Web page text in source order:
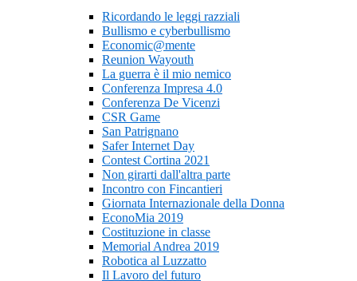
Ricordando le leggi razziali
Bullismo e cyberbullismo
Economic@mente
Reunion Wayouth
La guerra è il mio nemico
Conferenza Impresa 4.0
Conferenza De Vicenzi
CSR Game
San Patrignano
Safer Internet Day
Contest Cortina 2021
Non girarti dall'altra parte
Incontro con Fincantieri
Giornata Internazionale della Donna
EconoMia 2019
Costituzione in classe
Memorial Andrea 2019
Robotica al Luzzatto
Il Lavoro del futuro